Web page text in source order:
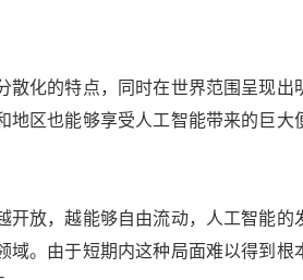
的特点，同时在世界范围呈现出
区也能够享受人工智能带来的巨
，越能够自由流动，人工智能的
。由于短期内这种局面难以得到